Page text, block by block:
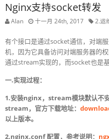
Nginx支持socket转发
Alan 十一月 24th, 2017 2.运
有个接口是通过socket通信，对端
机，因为它具备访问对端服务器的
通过stream实现的，而socket也是
一.实现过程：
1.安装nginx，stream模块默认不
stream，官方下载地址：
以上版本。
2.nginx.conf 配置，参考说明：